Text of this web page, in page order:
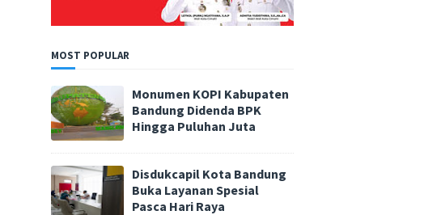
MOST POPULAR
Monumen KOPI Kabupaten
Bandung Didenda BPK
Hingga Puluhan Juta
Disdukcapil Kota Bandung
Buka Layanan Spesial
Pasca Hari Raya